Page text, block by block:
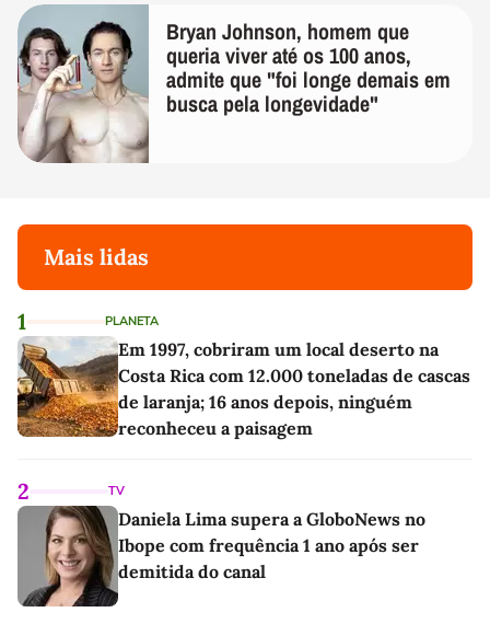
Bryan Johnson, homem que
queria viver até os 100 anos,
admite que "foi longe demais em
busca pela longevidade"
Mais lidas
1 PLANETA
Em 1997, cobriram um local deserto na
Costa Rica com 12.000 toneladas de cascas
de laranja; 16 anos depois, ninguém
reconheceu a paisagem
2 TV
Daniela Lima supera a GloboNews no
Ibope com frequência 1 ano após ser
demitida do canal